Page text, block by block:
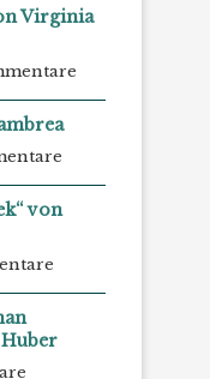
Virginia
von